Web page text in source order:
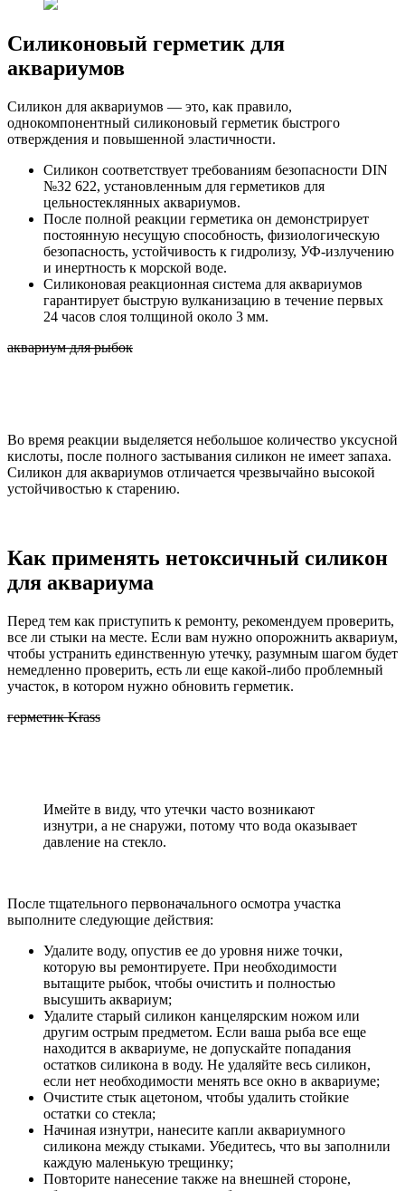
Силиконовый герметик для
аквариумов
Силикон для аквариумов — это, как правило,
однокомпонентный силиконовый герметик быстрого
отверждения и повышенной эластичности.
Силикон соответствует требованиям безопасности DIN
№32 622, установленным для герметиков для
цельностеклянных аквариумов.
После полной реакции герметика он демонстрирует
постоянную несущую способность, физиологическую
безопасность, устойчивость к гидролизу, УФ-излучению
и инертность к морской воде.
Силиконовая реакционная система для аквариумов
гарантирует быструю вулканизацию в течение первых
24 часов слоя толщиной около 3 мм.
аквариум для рыбок
Во время реакции выделяется небольшое количество уксусной
кислоты, после полного застывания силикон не имеет запаха.
Силикон для аквариумов отличается чрезвычайно высокой
устойчивостью к старению.
Как применять нетоксичный силикон
для аквариума
Перед тем как приступить к ремонту, рекомендуем проверить,
все ли стыки на месте. Если вам нужно опорожнить аквариум,
чтобы устранить единственную утечку, разумным шагом будет
немедленно проверить, есть ли еще какой-либо проблемный
участок, в котором нужно обновить герметик.
герметик Krass
Имейте в виду, что утечки часто возникают
изнутри, а не снаружи, потому что вода оказывает
давление на стекло.
После тщательного первоначального осмотра участка
выполните следующие действия:
Удалите воду, опустив ее до уровня ниже точки,
которую вы ремонтируете. При необходимости
вытащите рыбок, чтобы очистить и полностью
высушить аквариум;
Удалите старый силикон канцелярским ножом или
другим острым предметом. Если ваша рыба все еще
находится в аквариуме, не допускайте попадания
остатков силикона в воду. Не удаляйте весь силикон,
если нет необходимости менять все окно в аквариуме;
Очистите стык ацетоном, чтобы удалить стойкие
остатки со стекла;
Начиная изнутри, нанесите капли аквариумного
силикона между стыками. Убедитесь, что вы заполнили
каждую маленькую трещинку;
Повторите нанесение также на внешней стороне,